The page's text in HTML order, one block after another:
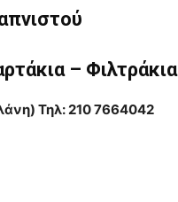
– Φιλτράκια
Τηλ: 210 7664042